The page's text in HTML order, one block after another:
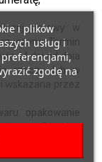
umowy w
Termin
14 dni od dnia
rzeczy lub w
przez
opakowanie
odbierając
firmy
i plików
usług i
preferencjami,
zgodę na